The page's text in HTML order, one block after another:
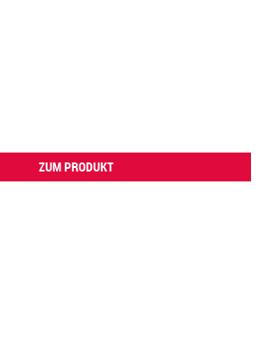
ZUM PRODUKT